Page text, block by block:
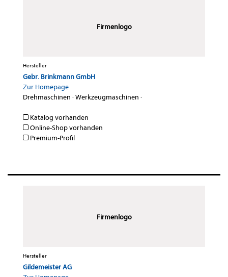
Firmenlogo
Hersteller
Gebr. Brinkmann GmbH
Zur Homepage
Drehmaschinen ·Werkzeugmaschinen ·
Katalog vorhanden
Online-Shop vorhanden
Premium-Profil
Firmenlogo
Hersteller
Gildemeister AG